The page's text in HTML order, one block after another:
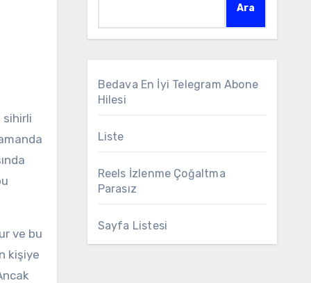
sihirli
ve bu
kişiye
Ara
Bedava En İyi Telegram Abone
Hilesi
Liste
Reels İzlenme Çoğaltma
Parasız
Sayfa Listesi